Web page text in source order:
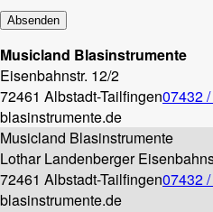
Musicland Blasinstrumente
Eisenbahnstr. 12/2
72461 Albstadt-Tailfingen07432
blasinstrumente.de
Musicland Blasinstrumente
Lothar Landenberger
72461 Albstadt-Tailfingen07432
blasinstrumente.de